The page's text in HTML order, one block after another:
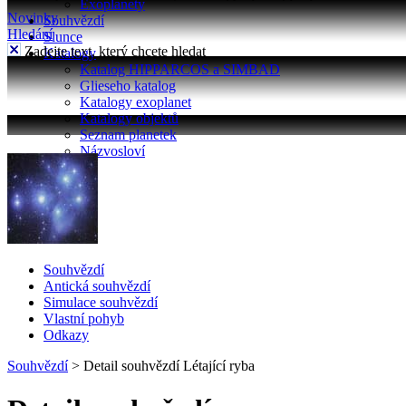
Exoplanety
Souhvězdí
Slunce
Katalogy
Katalog HIPPARCOS a SIMBAD
Glieseho katalog
Katalogy exoplanet
Katalogy objektů
Seznam planetek
Názvosloví
Novinky
Hledání
Zadejte text, který chcete hledat
Souhvězdí
Antická souhvězdí
Simulace souhvězdí
Vlastní pohyb
Odkazy
Souhvězdí > Detail souhvězdí Létající ryba